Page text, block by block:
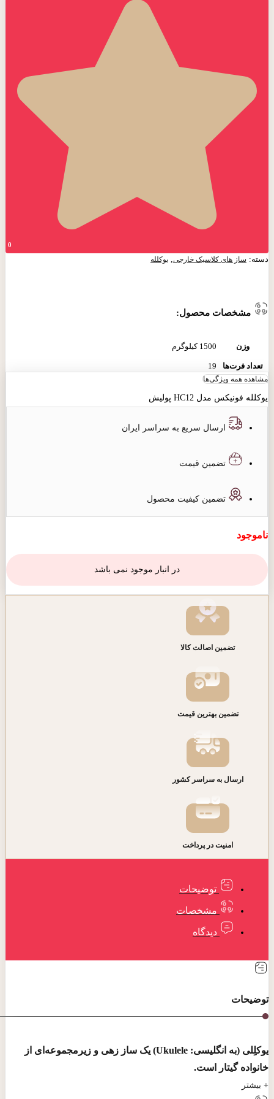
0
دسته: ساز های کلاسیک خارجی, یوکلله
مشخصات محصول:
وزن 1500 کیلوگرم
تعداد فرت‌ها 19
تعداد سیم‌ها 4
جنس شیطانک پلاستیک
جنس خرک پلاستیک
پیکاپ false
مشاهده همه ویژگی‌ها
یوکلله فونیکس مدل HC12 پولیش
ارسال سریع به سراسر ایران
تضمین قیمت
تضمین کیفیت محصول
ناموجود
در انبار موجود نمی باشد
تضمین اصالت کالا
تضمین بهترین قیمت
ارسال به سراسر کشور
امنیت در پرداخت
توضیحات
مشخصات
دیدگاه
توضیحات
یوکلِلی (به انگلیسی: Ukulele) یک ساز زهی و زیرمجموعه‌ای از
خانواده گیتار است.
+ بیشتر